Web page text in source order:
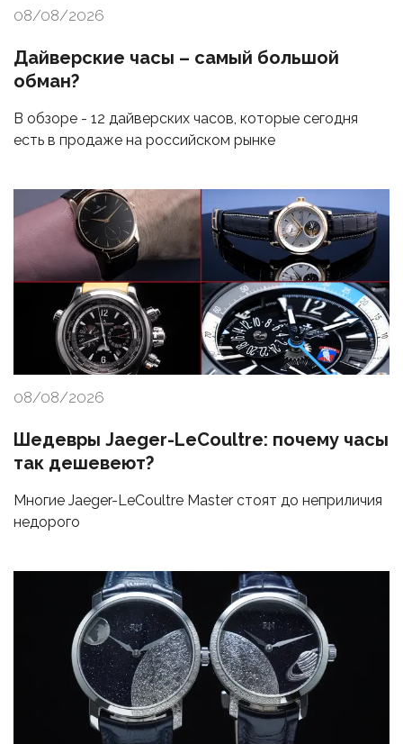
08/08/2026
Дайверские часы – самый большой
обман?
В обзоре - 12 дайверских часов, которые сегодня
есть в продаже на российском рынке
08/08/2026
Шедевры Jaeger-LeCoultre: почему часы
так дешевеют?
Многие Jaeger-LeCoultre Master стоят до неприличия
недорого